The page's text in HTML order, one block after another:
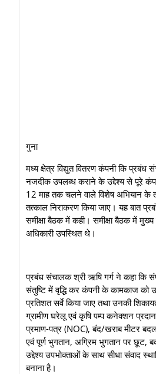
गुना
मध्य क्षेत्र विद्युत वितरण कंपनी कि
नजदीक उपलब्‍ध कराने के उद्देश्य से पूरे
12 माह तक चलने वाले विशेष अभियान के
तत्काल निराकरण किया जाए। यह बात
समीक्षा बैठक में कही। समीक्षा बैठक में
अधिकारी उपस्थित थे।
प्रबंध संचालक श्री ऋषि गर्ग ने कहा कि
संतुष्टि में वृद्धि कर कंपनी के कामकाज को
प्रतिशत सर्वे किया जाए तथा उनकी
ग्रामीण घरेलू एवं कृषि पम्‍प कनेक्शन
प्रमाण-पत्र (NOC), बंद/खराब मीटर
एवं पूर्ण भुगतान, अग्रिम भुगतान पर छूट,
उद्देश्य उपभोक्ताओं के साथ सीधा संवाद
बनाना है।